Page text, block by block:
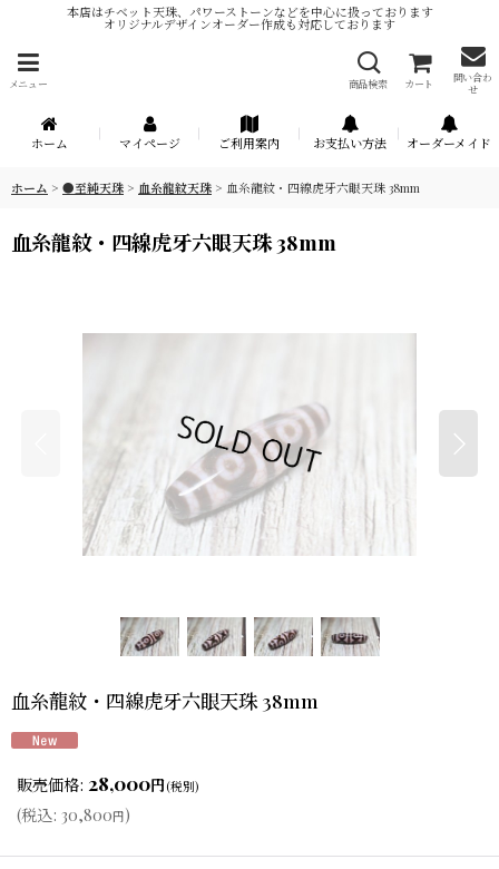
本店はチベット天珠、パワーストーンなどを中心に扱っております
オリジナルデザインオーダー作成も対応しております
メニュー 商品検索 カート
問い合わ
せ
ホーム マイページ ご利用案内 お支払い方法 オーダーメイド
ホーム > ●至純天珠 > 血糸龍紋天珠 > 血糸龍紋・四線虎牙六眼天珠 38mm
血糸龍紋・四線虎牙六眼天珠 38mm
血糸龍紋・四線虎牙六眼天珠 38mm
販売価格: 28,000円(税別)
(税込: 30,800円)